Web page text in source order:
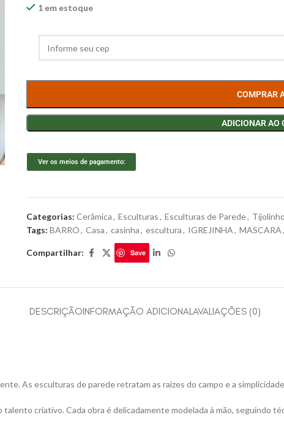
1 em estoque
ADICIONAR AO
COMPRAR
Ver os meios de pagamento:
Categorias: Cerâmica, Esculturas, Esculturas de Parede,
Tags: BARRO, Casa, casinha, escultura, IGREJINHA, MASCARA,
Compartilhar: Save
DESCRIÇÃOINFORMAÇÃO ADICIONALAVALIAÇÕES (0)
As esculturas de parede retratam as raízes do campo e a
criativo. Cada obra é delicadamente modelada à mão, seguindo